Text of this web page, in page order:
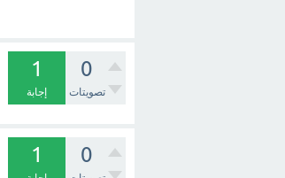
0
تصويتات
1
إجابة
0
1